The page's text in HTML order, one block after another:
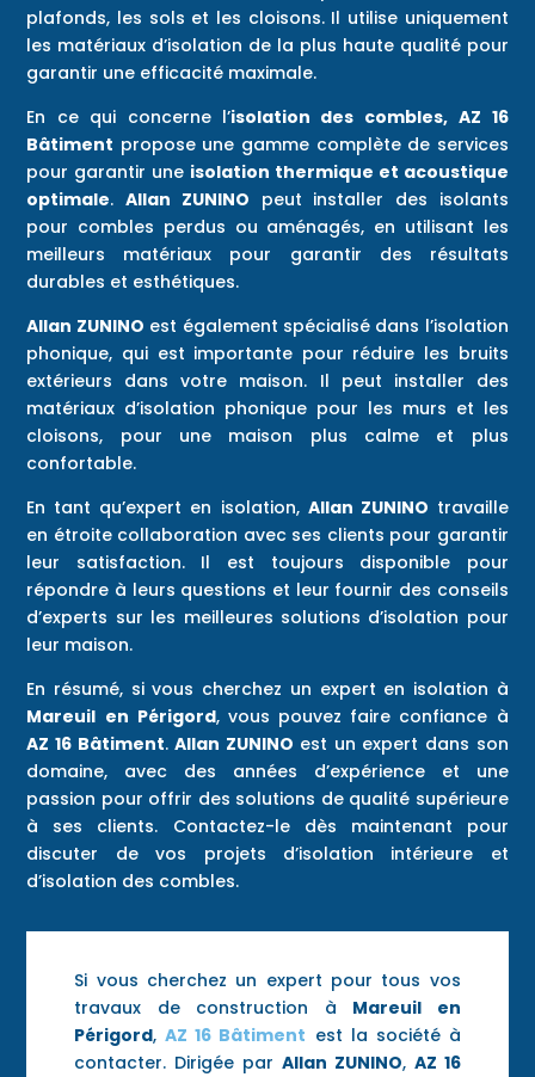
plafonds, les sols et les cloisons. Il utilise uniquement
les matériaux d’isolation de la plus haute qualité pour
garantir une efficacité maximale.
En ce qui concerne l’isolation des combles, AZ 16
Bâtiment propose une gamme complète de services
pour garantir une isolation thermique et acoustique
optimale.Allan ZUNINO peut installer des isolants
pour combles perdus ou aménagés, en utilisant les
meilleurs matériaux pour garantir des résultats
durables et esthétiques.
Allan ZUNINO est également spécialisé dans l’isolation
phonique, qui est importante pour réduire les bruits
extérieurs dans votre maison. Il peut installer des
matériaux d’isolation phonique pour les murs et les
cloisons, pour une maison plus calme et plus
confortable.
En tant qu’expert en isolation, Allan ZUNINO travaille
en étroite collaboration avec ses clients pour garantir
leur satisfaction. Il est toujours disponible pour
répondre à leurs questions et leur fournir des conseils
d’experts sur les meilleures solutions d’isolation pour
leur maison.
En résumé, si vous cherchez un expert en isolation à
Mareuil en Périgord, vous pouvez faire confiance à
AZ 16 Bâtiment.Allan ZUNINO est un expert dans son
domaine, avec des années d’expérience et une
passion pour offrir des solutions de qualité supérieure
à ses clients. Contactez-le dès maintenant pour
discuter de vos projets d’isolation intérieure et
d’isolation des combles.
Si vous cherchez un expert pour tous vos
travaux de construction à Mareuil en
Périgord,AZ 16 Bâtiment est la société à
contacter. Dirigée par Allan ZUNINO, AZ 16